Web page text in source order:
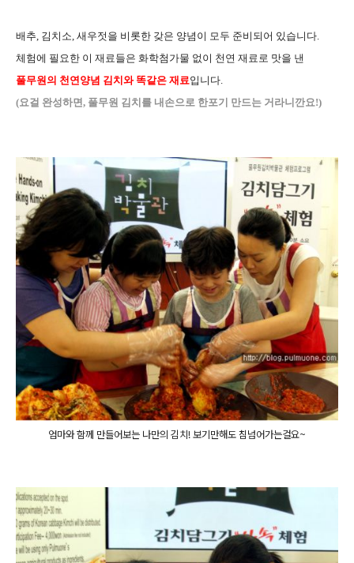
배추, 김치소, 새우젓을 비롯한 갖은 양념이 모두 준비되어 있습니다.
체험에 필요한 이 재료들은 화학첨가물 없이 천연 재료로 맛을 낸
풀무원의 천연양념 김치와 똑같은 재료입니다.
(요걸 완성하면, 풀무원 김치를 내손으로 한포기 만드는 거라니깐요!)
엄마와 함께 만들어보는 나만의 김치! 보기만해도 침넘어가는걸요~